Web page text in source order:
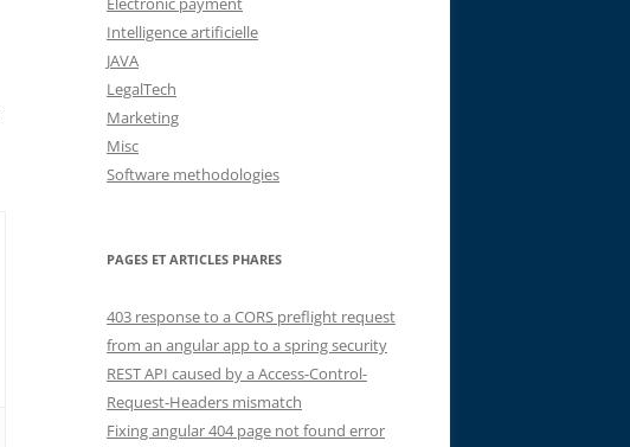
Intelligence artificielle
JAVA
LegalTech
Marketing
Misc
Software methodologies
PAGES ET ARTICLES PHARES
403 response to a CORS preflight request
from an angular app to a spring security
REST API caused by a Access-Control-
Request-Headers mismatch
Fixing angular 404 page not found error